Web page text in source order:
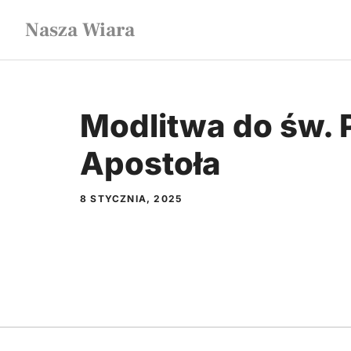
treści
Nasza Wiara
Modlitwa do św.
Apostoła
8 STYCZNIA, 2025